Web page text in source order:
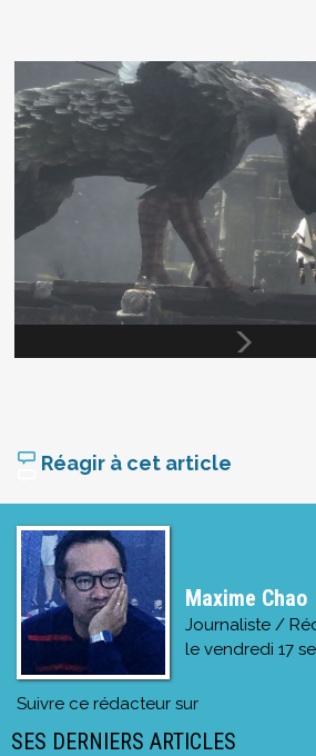
Réagir à cet article
Maxime Chao
Journaliste /
le vendredi 17
Suivre ce rédacteur sur
SES DERNIERS ARTICLES